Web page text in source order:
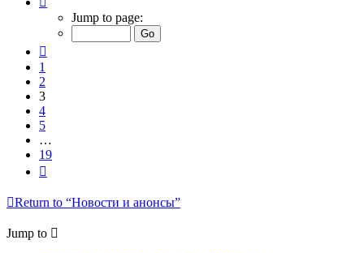
Jump to page:
1
2
3
4
5
…
19
Return to “Новости и анонсы”
Jump to